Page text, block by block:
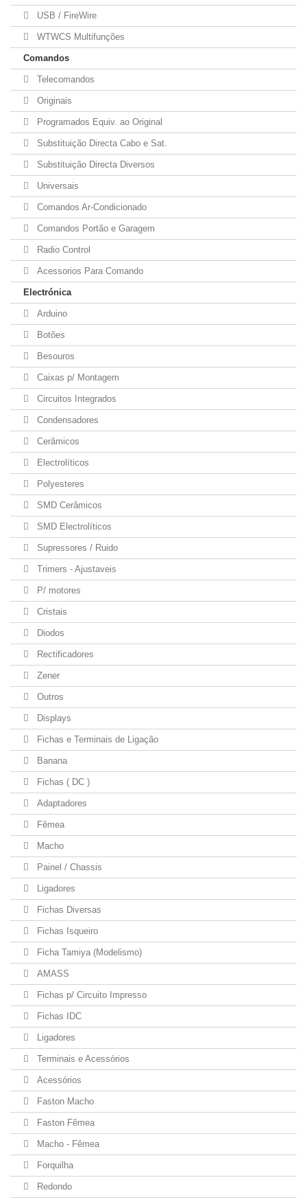
USB / FireWire
WTWCS Multifunções
Comandos
Telecomandos
Originais
Programados Equiv. ao Original
Substituição Directa Cabo e Sat.
Substituição Directa Diversos
Universais
Comandos Ar-Condicionado
Comandos Portão e Garagem
Radio Control
Acessorios Para Comando
Electrónica
Arduino
Botões
Besouros
Caixas p/ Montagem
Circuitos Integrados
Condensadores
Cerâmicos
Electrolíticos
Polyesteres
SMD Cerâmicos
SMD Electrolíticos
Supressores / Ruido
Trimers - Ajustaveis
P/ motores
Cristais
Diodos
Rectificadores
Zener
Outros
Displays
Fichas e Terminais de Ligação
Banana
Fichas ( DC )
Adaptadores
Fêmea
Macho
Painel / Chassis
Ligadores
Fichas Diversas
Fichas Isqueiro
Ficha Tamiya (Modelismo)
AMASS
Fichas p/ Circuito Impresso
Fichas IDC
Ligadores
Terminais e Acessórios
Acessórios
Faston Macho
Faston Fêmea
Macho - Fêmea
Forquilha
Redondo